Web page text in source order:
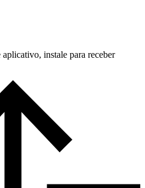
instale para receber